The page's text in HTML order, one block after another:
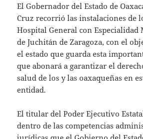
El Gobernador del Estado de
Cruz recorrió las instalaciones de
Hospital General con
de Juchitán de Zaragoza, con el
el estado que guarda esta
que abonará a garantizar el
salud de los y las oaxaqueñas en
entidad.
El titular del Poder Ejecutivo
dentro de las competencias